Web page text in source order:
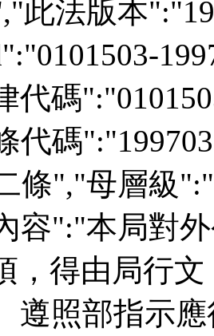
此法版本
碼
代碼
條","母層級
容":"本局對
，得由局行
遵照部指示